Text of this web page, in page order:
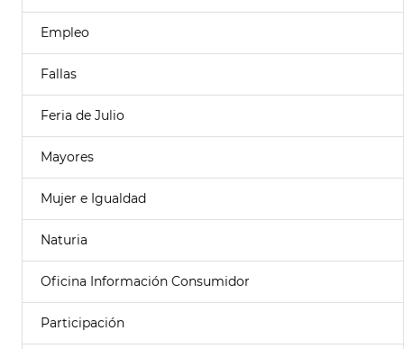
Empleo
Fallas
Feria de Julio
Mayores
Mujer e Igualdad
Naturia
Oficina Información Consumidor
Participación